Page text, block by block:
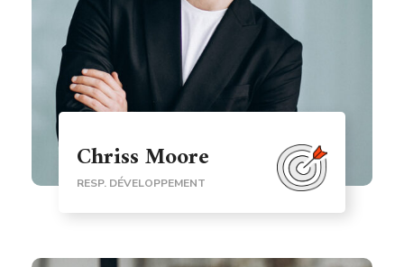
Chriss Moore
RESP. DÉVELOPPEMENT